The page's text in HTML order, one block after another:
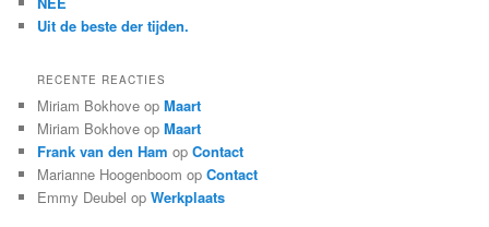
Uit de beste der tijden.
RECENTE REACTIES
Miriam Bokhove opMaart
Miriam Bokhove opMaart
Frank van den Ham opContact
Marianne Hoogenboom opContact
Emmy Deubel opWerkplaats